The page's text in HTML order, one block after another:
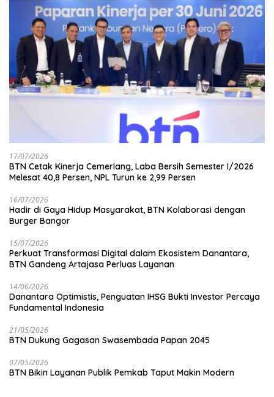
17/07/2026
BTN Cetak Kinerja Cemerlang, Laba Bersih Semester I/2026
Melesat 40,8 Persen, NPL Turun ke 2,99 Persen
16/07/2026
Hadir di Gaya Hidup Masyarakat, BTN Kolaborasi dengan
Burger Bangor
15/07/2026
Perkuat Transformasi Digital dalam Ekosistem Danantara,
BTN Gandeng Artajasa Perluas Layanan
14/06/2026
Danantara Optimistis, Penguatan IHSG Bukti Investor Percaya
Fundamental Indonesia
21/05/2026
BTN Dukung Gagasan Swasembada Papan 2045
07/05/2026
BTN Bikin Layanan Publik Pemkab Taput Makin Modern